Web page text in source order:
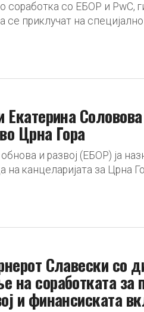
соработка со ЕБОР и PwC,
се приклучат на
Екатерина
Црна Гора
и развој (ЕБОР) ја
канцеларијата за Црна
Славески
на соработката
и финансиската